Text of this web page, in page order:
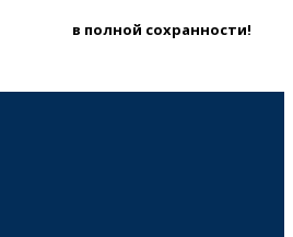
в полной сохранности!